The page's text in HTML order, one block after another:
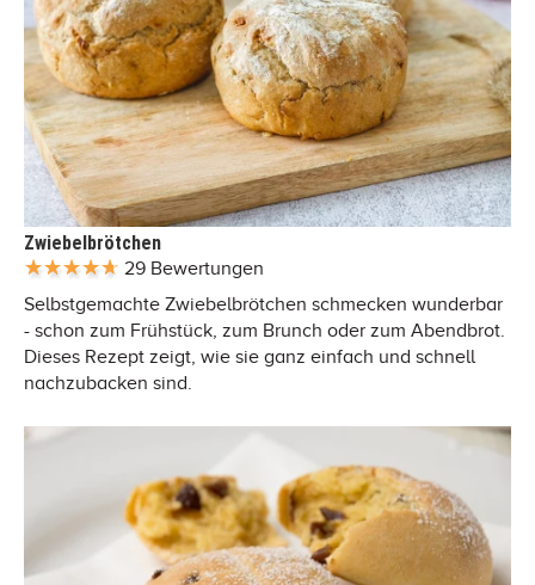
Zwiebelbrötchen
29 Bewertungen
Selbstgemachte Zwiebelbrötchen schmecken wunderbar
- schon zum Frühstück, zum Brunch oder zum Abendbrot.
Dieses Rezept zeigt, wie sie ganz einfach und schnell
nachzubacken sind.